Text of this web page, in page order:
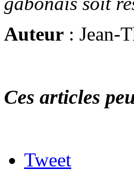
Auteur : Jean-
Ces articles
Tweet